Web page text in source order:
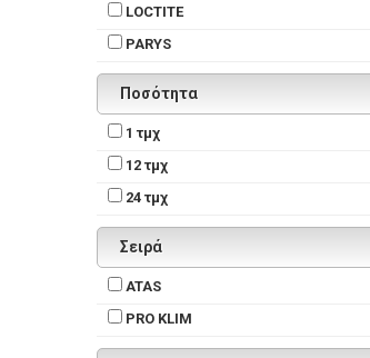
LOCTITE
PARYS
Ποσότητα
1 τμχ
12 τμχ
24 τμχ
Σειρά
ATAS
PRO KLIM